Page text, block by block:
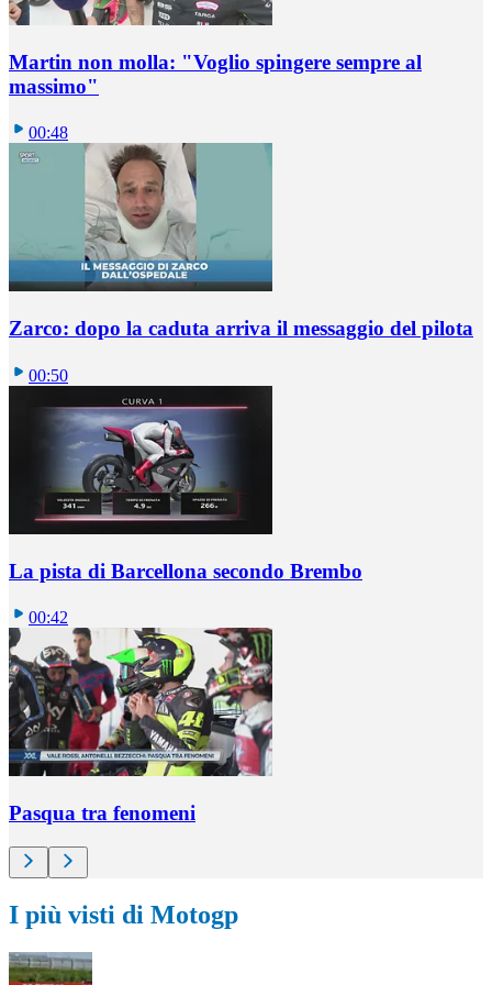
Martin non molla: "Voglio spingere sempre al
massimo"
00:48
Zarco: dopo la caduta arriva il messaggio del pilota
00:50
La pista di Barcellona secondo Brembo
00:42
Pasqua tra fenomeni
I più visti di Motogp